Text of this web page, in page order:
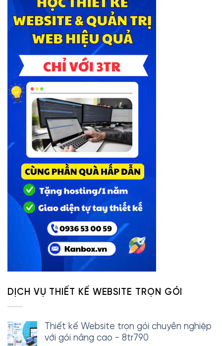
DỊCH VỤ THIẾT KẾ WEBSITE TRỌN GÓI
Thiết kế Website trọn gói chuyên nghiệp
với gói nâng cao - 8tr790